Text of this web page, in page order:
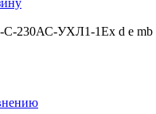
230АС-УХЛ1-1Ex d e mb